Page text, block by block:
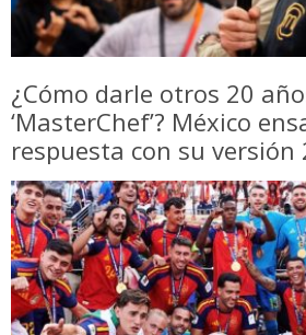
¿Cómo darle otros 20
‘MasterChef’? México
respuesta con su versión